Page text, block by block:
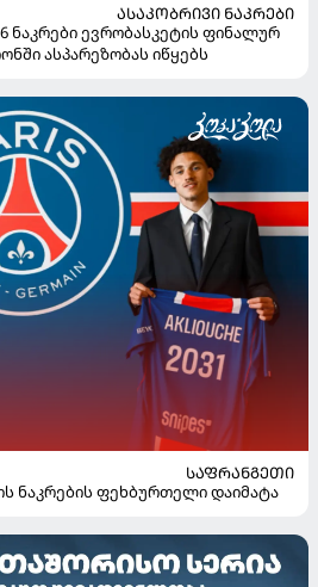
ᲐᲡᲐᲙᲝᲑᲠᲘᲕᲘ ᲜᲐᲙᲠᲔᲑᲘ
ნაკრები ევრობასკეტის ფინალურ
ასპარეზობას იწყებს
ᲡᲐᲤᲠᲐᲜᲒᲔᲗᲘ
ნაკრების ფეხბურთელი დაიმატა